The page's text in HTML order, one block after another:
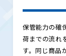
保管能力の確
荷までの流れ
す。同じ商品